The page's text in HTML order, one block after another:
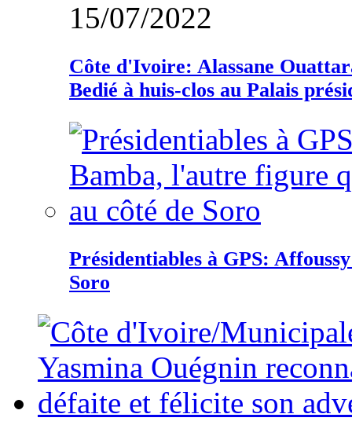
15/07/2022
Côte d'Ivoire: Alassane
Bedié à huis-clos au Palais
Présidentiables à GPS:
Soro